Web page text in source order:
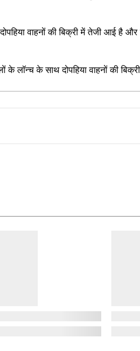
वाहनों की बिक्री में तेजी आई है
लॉन्च के साथ दोपहिया वाहनों की